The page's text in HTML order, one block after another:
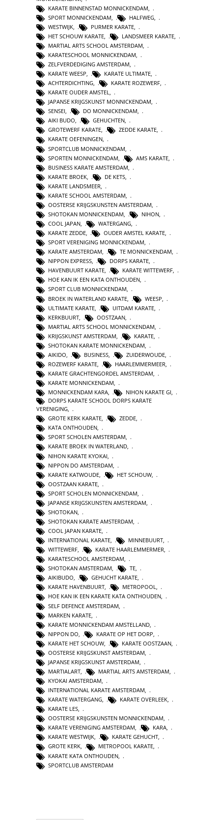
KARATE BINNENSTAD MONNICKENDAM
SPORT MONNICKENDAM
HALFWEG
WESTWIJK
PURMER KARATE
HET SCHOUW KARATE
LANDSMEER KARATE
MARTIAL ARTS SCHOOL AMSTERDAM
KARATESCHOOL MONNICKENDAM
ZELFVERDEDIGING AMSTERDAM
KARATE WEESP, KARATE ULTIMATE,
ACHTERDICHTING, KARATE ROZEWERF,
KARATE OUDER AMSTEL,
JAPANSE KRIJGSKUNST MONNICKENDAM,
SENSEI, DO MONNICKENDAM,
AIKI BUDO, GEHUCHTEN,
GROTEWERF KARATE, ZEDDE KARATE,
KARATE OEFENINGEN,
SPORTCLUB MONNICKENDAM
SPORTEN MONNICKENDAM
AMS KARATE
BUSINESS KARATE AMSTERDAM
KARATE BROEK
DE KETS
KARATE LANDSMEER
KARATE SCHOOL AMSTERDAM
OOSTERSE KRIJGSKUNSTEN AMSTERDAM
SHOTOKAN MONNICKENDAM
NIHON
COOL JAPAN, WATERGANG,
KARATE ZEDDE, OUDER AMSTEL KARATE,
SPORT VERENIGING MONNICKENDAM,
KARATE AMSTERDAM, TE MONNICKENDAM,
NIPPON EXPRESS, DORPS KARATE,
HAVENBUURT KARATE, KARATE WITTEWERF,
HOE KAN IK EEN KATA ONTHOUDEN,
SPORT CLUB MONNICKENDAM,
BROEK IN WATERLAND KARATE
WEESP
ULTIMATE KARATE
UITDAM KARATE
KERKBUURT
OOSTZAAN
MARTIAL ARTS SCHOOL MONNICKENDAM
KRIJGSKUNST AMSTERDAM
KARATE
SHOTOKAN KARATE MONNICKENDAM
AIKIDO
BUSINESS ZUIDERWOUDE
ROZEWERF KARATE
HAARLEMMERMEER
KARATE GRACHTENGORDEL AMSTERDAM,
KARATE MONNICKENDAM,
MONNICKENDAM KARA, NIHON KARATE GI,
DORPS KARATE SCHOOL DORPS KARATE
VERENIGING,
GROTE KERK KARATE, ZEDDE,
KATA ONTHOUDEN,
SPORT SCHOLEN AMSTERDAM,
KARATE BROEK IN WATERLAND,
NIHON KARATE KYOKAI
NIPPON DO AMSTERDAM
KARATE KATWOUDE
HET SCHOUW
OOSTZAAN KARATE
SPORT SCHOLEN MONNICKENDAM
JAPANSE KRIJGSKUNSTEN AMSTERDAM
SHOTOKAN
SHOTOKAN KARATE AMSTERDAM
COOL JAPAN KARATE,
INTERNATIONAL KARATE, MINNEBUURT,
WITTEWERF, KARATE HAARLEMMERMER,
KARATESCHOOL AMSTERDAM,
SHOTOKAN AMSTERDAM, TE,
AIKIBUDO, GEHUCHT KARATE,
KARATE HAVENBUURT, METROPOOL,
HOE KAN IK EEN KARATE KATA ONTHOUDEN,
SELF DEFENCE AMSTERDAM
MARKEN KARATE
KARATE MONNICKENDAM AMSTELLAND
NIPPON DO
KARATE OP HET DORP
KARATE HET SCHOUW
KARATE OOSTZAAN
OOSTERSE KRIJGSKUNST AMSTERDAM
JAPANSE KRIJGSKUNST AMSTERDAM
MARTIALART
MARTIAL ARTS AMSTERDAM
KYOKAI AMSTERDAM,
INTERNATIONAL KARATE AMSTERDAM,
KARATE WATERGANG, KARATE OVERLEEK,
KARATE LES,
OOSTERSE KRIJGSKUNSTEN MONNICKENDAM,
KARATE VERENIGING AMSTERDAM, KARA,
KARATE WESTWIJK, KARATE GEHUCHT,
GROTE KERK, METROPOOL KARATE,
KARATE KATA ONTHOUDEN
SPORTCLUB AMSTERDAM